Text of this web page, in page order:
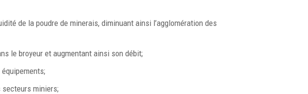
de la poudre de minerais, diminuant ainsi l’agglomération des
le broyeur et augmentant ainsi son débit;
secteurs miniers;